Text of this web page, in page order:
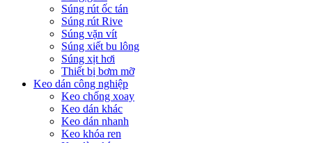
Súng rút ốc tán
Súng rút Rive
Súng vặn vít
Súng xiết bu lông
Súng xịt hơi
Thiết bị bơm mỡ
Keo dán công nghiệp
Keo chống xoay
Keo dán khác
Keo dán nhanh
Keo khóa ren